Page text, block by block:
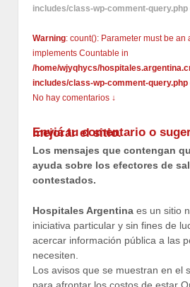
includes/class-wp-comment-query.php
Warning: count(): Parameter must be an
implements Countable in
/home/wjyqhycs/
includes/class-wp-comment-query.php
No hay comentarios ↓
Enviá tu comentario o sugerencia para mejorar el sitio.
Los mensajes que contengan
ayuda sobre los efectores de
contestados.
Hospitales Argentina es un sitio
iniciativa particular y sin fines de
acercar información pública a las
necesiten.
Los avisos que se muestran en el